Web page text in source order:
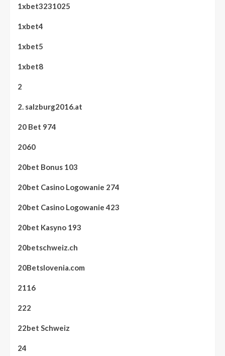
1xbet3231025
1xbet4
1xbet5
1xbet8
2
2. salzburg2016.at
20 Bet 974
2060
20bet Bonus 103
20bet Casino Logowanie 274
20bet Casino Logowanie 423
20bet Kasyno 193
20betschweiz.ch
20Betslovenia.com
2116
222
22bet Schweiz
24